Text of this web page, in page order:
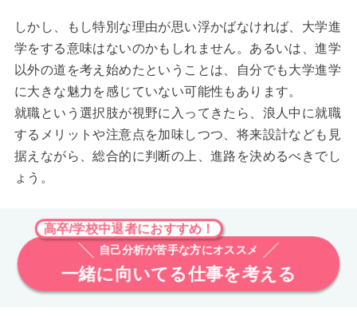
しかし、もし特別な理由が思い浮かばなければ、大学進
学をする意味はないのかもしれません。あるいは、進学
以外の道を考え始めたということは、自分でも大学進学
に大きな魅力を感じていない可能性もあります。
就職という選択肢が視野に入ってきたら、浪人中に就職
するメリットや注意点を加味しつつ、将来設計なども見
据えながら、総合的に判断の上、進路を決めるべきでし
ょう。
高卒/学校中退者におすすめ！
自己分析が苦手な方にオススメ
一緒に向いてる仕事を考える